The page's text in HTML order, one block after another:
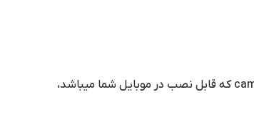
فایل های ارسالی باید در فرمت pdf باشند و حجم آنها کمتر از 1 مگابایت باشد. در این راستا میتوانید از اپلیکیشن camscanner که قابل نصب در موبایل شما میباشد،